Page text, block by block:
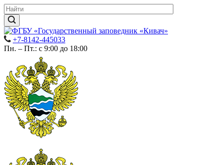
+7-8142-445033
Пн. – Пт.: с 9:00 до 18:00